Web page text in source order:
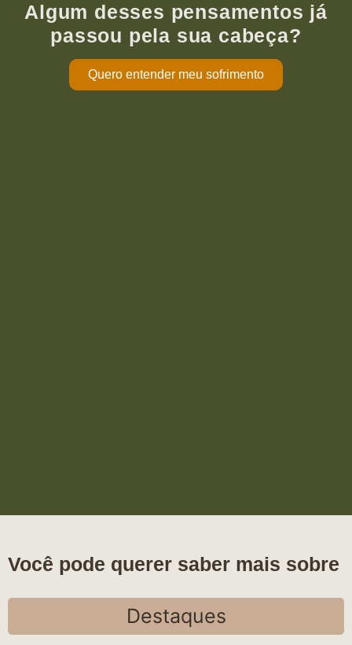
Algum desses pensamentos já
passou pela sua cabeça?
Quero entender meu sofrimento
Você pode querer saber mais sobre
Destaques